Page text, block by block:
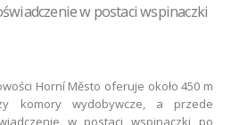
w postaci wspinaczki
Horní Město oferuje około 450 m
komory wydobywcze, a przede